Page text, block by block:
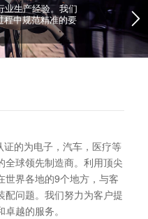
业生产经验。我们
程中规范精准的要
1 2 3
的为电子，汽车，医疗等
全球领先制造商。利用顶尖
世界各地的9个地方，与客
配问题。我们努力为客户提
越的服务。